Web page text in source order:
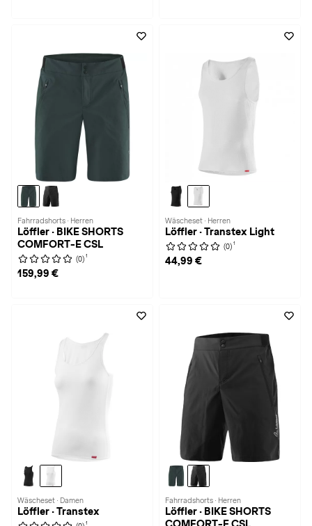
Fahrradshorts · Herren
Löffler · BIKE SHORTS
COMFORT-E CSL
(0) 1
159,99 €
Wäscheset · Herren
Löffler · Transtex Light
(0) 1
44,99 €
Wäscheset · Damen
Löffler · Transtex
1
Fahrradshorts · Herren
Löffler · BIKE SHORTS